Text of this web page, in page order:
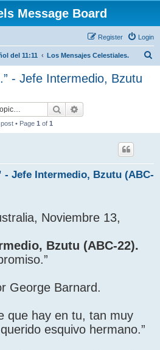
Message Board
Login
Register
del 11:11 Los Mensajes Celestiales.
- Jefe Intermedio, Bzutu
Search
post • Page 1 of 1
- Jefe Intermedio, Bzutu (ABC-
Noviembre 13,
Bzutu (ABC-22).
George Barnard.
que hay en tu, tan muy
esquivo hermano.”